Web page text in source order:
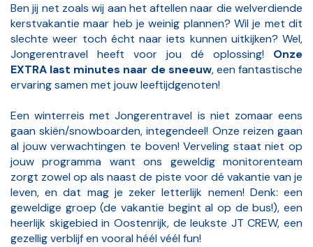
Ben jij net zoals wij aan het aftellen naar die welverdiende
kerstvakantie maar heb je weinig plannen? Wil je met dit
slechte weer toch écht naar iets kunnen uitkijken? Wel,
Jongerentravel heeft voor jou dé oplossing! Onze
EXTRA last minutes naar de sneeuw, een fantastische
ervaring samen met jouw leeftijdgenoten!
Een winterreis met Jongerentravel is niet zomaar eens
gaan skiën/snowboarden, integendeel! Onze reizen gaan
al jouw verwachtingen te boven! Verveling staat niet op
jouw programma want ons geweldig monitorenteam
zorgt zowel op als naast de piste voor dé vakantie van je
leven, en dat mag je zeker letterlijk nemen! Denk: een
geweldige groep (de vakantie begint al op de bus!), een
heerlijk skigebied in Oostenrijk, de leukste JT CREW, een
gezellig verblijf en vooral héél véél fun!